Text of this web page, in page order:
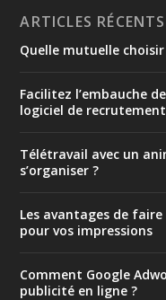
ARTICLES RÉCENTS
Quelle mutuelle
Facilitez l’embauche
logiciel de recrutement
Télétravail avec un
s’organiser ?
Les avantages de
pour vos impressions
Comment Google
publicité en ligne ?